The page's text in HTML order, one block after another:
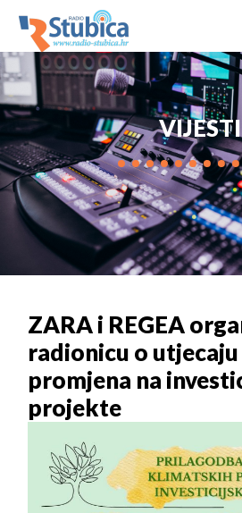
VIJESTI
ZARA i REGEA
radionicu o
promjena na
projekte